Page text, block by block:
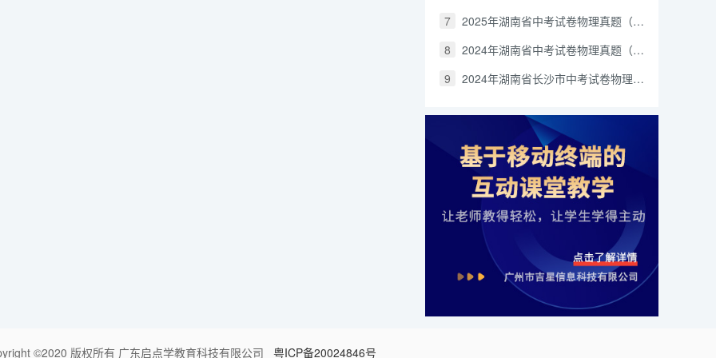
7
2025年湖南省中考试卷物理真题（含答案和解析）
8
2024年湖南省中考试卷物理真题（解析版）
9
2024年湖南省长沙市中考试卷物理真题（解析版）
©2020 版权所有 广东启点学教育科技有限公司 粤ICP备20024846号